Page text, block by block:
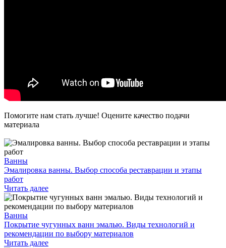
Помогите нам стать лучше! Оцените качество подачи
материала
Ванны
Эмалировка ванны. Выбор способа реставрации и этапы
работ
Читать далее
Ванны
Покрытие чугунных ванн эмалью. Виды технологий и
рекомендации по выбору материалов
Читать далее